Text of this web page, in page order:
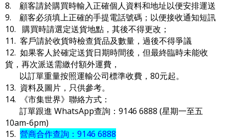
8. 顧客請於購買時輸入正確個人資料和地址以便安排運送
9. 顧客必須填上正確的手提電話號碼；以便接收通知短訊
10. 購買時請選定送貨地點，其後不得更改；
11. 客戶請於收貨時檢查貨品及數量，過後不得爭議
12. 如果客人於確定送貨日期時間後，但最終臨時未能收
貨，再次派送需繳付額外運費，
以訂單重量按照運輸公司標準收費，80元起。
13. 資料及圖片，只供參考。
14. 《市集世界》聯絡方式：
訂單跟進 WhatsApp查詢：9146 6888 (星期一至五
10am-6pm)
15. 營商合作查詢：9146 6888